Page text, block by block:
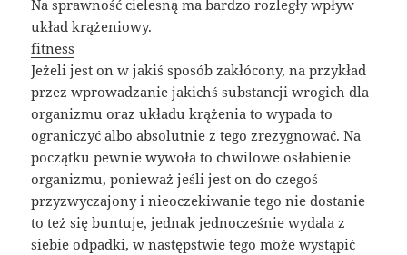
Na sprawność cielesną ma bardzo rozległy wpływ
układ krążeniowy.
fitness
Jeżeli jest on w jakiś sposób zakłócony, na przykład
przez wprowadzanie jakichś substancji wrogich dla
organizmu oraz układu krążenia to wypada to
ograniczyć albo absolutnie z tego zrezygnować. Na
początku pewnie wywoła to chwilowe osłabienie
organizmu, ponieważ jeśli jest on do czegoś
przyzwyczajony i nieoczekiwanie tego nie dostanie
to też się buntuje, jednak jednocześnie wydala z
siebie odpadki, w następstwie tego może wystąpić